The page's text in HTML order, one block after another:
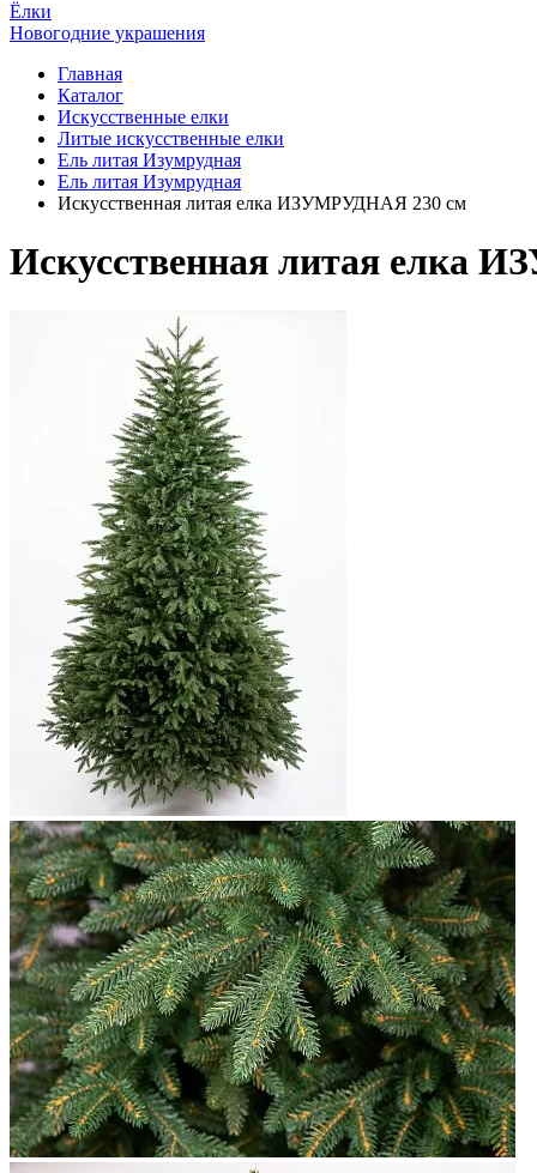
Ёлки
Новогодние украшения
Главная
Каталог
Искусственные елки
Литые искусственные елки
Ель литая Изумрудная
Ель литая Изумрудная
Искусственная литая елка ИЗУМРУДНАЯ 230 см
Искусственная литая елка